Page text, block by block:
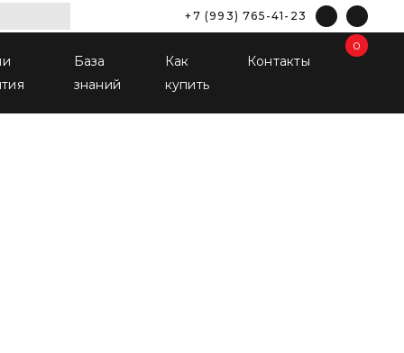
+7 (993) 765-41-23
База
знаний
Как
купить
Контакты
0